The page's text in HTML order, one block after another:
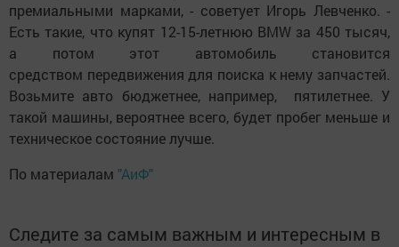
премиальными марками, - советует Игорь Левченко. -
Есть такие, что купят 12-15-летнюю BMW за 450 тысяч,
а потом этот автомобиль становится
средством передвижения для поиска к нему запчастей.
Возьмите авто бюджетнее, например, пятилетнее. У
такой машины, вероятнее всего, будет пробег меньше и
техническое состояние лучше.
По материалам "АиФ"
Следите за самым важным и интересным в